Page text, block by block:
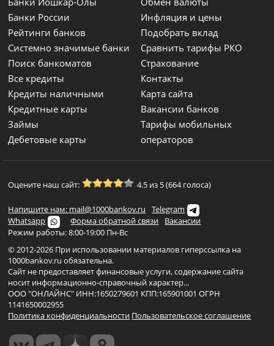
Банки России
Рейтинги банков
Системно значимые банки
Поиск банкоматов
Все кредиты
Кредиты наличными
Кредитные карты
Займы
Дебетовые карты
Инфляция и цены
Подобрать вклад
Сравнить тарифы РКО
Страхование
Контакты
Карта сайта
Вакансии банков
Тарифы мобильных
операторов
Оцените наш сайт: 4.5 из 5 (664 голоса)
Напишите нам: mail@1000bankov.ru
Telegram
Whatsapp
Форма обратной связи
Вакансии
Режим работы: 8:00-19:00 Пн-Вс
© 2012-2026 При использовании материалов гиперссылка на
1000bankov.ru обязательна.
Сайт не предоставляет финансовые услуги, содержание сайта
носит информационно-справочный характер...
ООО "ОНЛАЙНС" ИНН:1650279601 КПП:165901001 ОГРН
1141650002955
Политика конфиденциальности Пользовательское соглашение